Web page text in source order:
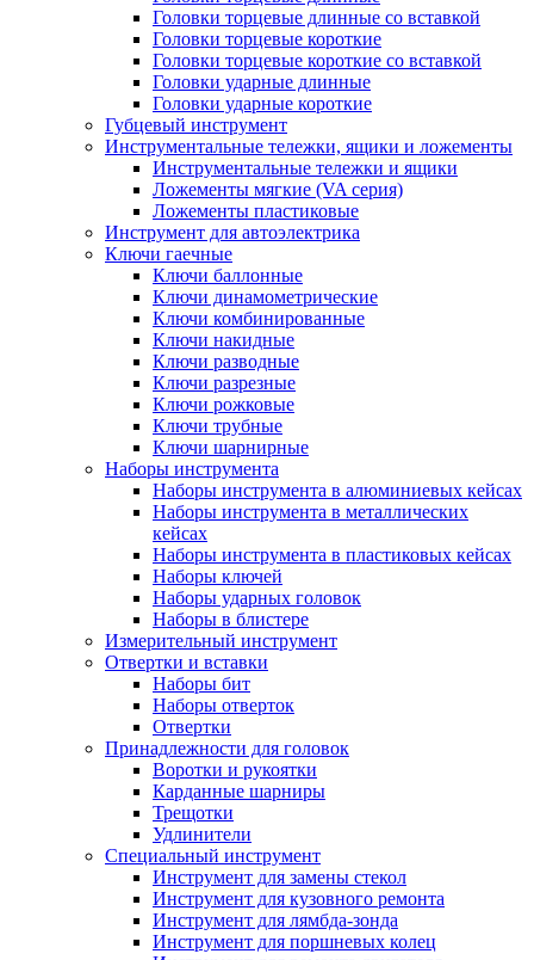
Головки торцевые длинные со вставкой
Головки торцевые короткие
Головки торцевые короткие со вставкой
Головки ударные длинные
Головки ударные короткие
Губцевый инструмент
Инструментальные тележки, ящики и ложементы
Инструментальные тележки и ящики
Ложементы мягкие (VA серия)
Ложементы пластиковые
Инструмент для автоэлектрика
Ключи гаечные
Ключи баллонные
Ключи динамометрические
Ключи комбинированные
Ключи накидные
Ключи разводные
Ключи разрезные
Ключи рожковые
Ключи трубные
Ключи шарнирные
Наборы инструмента
Наборы инструмента в алюминиевых кейсах
Наборы инструмента в металлических
кейсах
Наборы инструмента в пластиковых кейсах
Наборы ключей
Наборы ударных головок
Наборы в блистере
Измерительный инструмент
Отвертки и вставки
Наборы бит
Наборы отверток
Отвертки
Принадлежности для головок
Воротки и рукоятки
Карданные шарниры
Трещотки
Удлинители
Специальный инструмент
Инструмент для замены стекол
Инструмент для кузовного ремонта
Инструмент для лямбда-зонда
Инструмент для поршневых колец